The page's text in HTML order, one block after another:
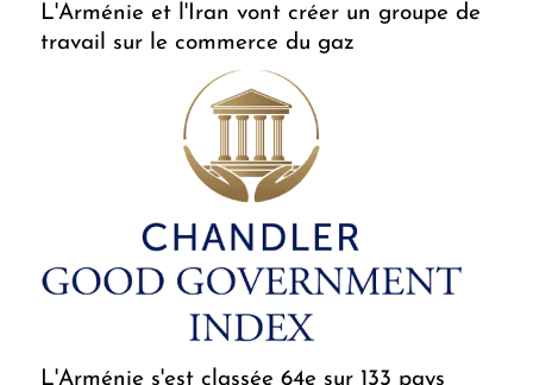
L'Arménie et l'Iran vont créer un groupe de
travail sur le commerce du gaz
L'Arménie s'est classée 64e sur 133 pays